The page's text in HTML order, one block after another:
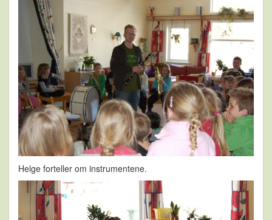
Helge forteller om instrumentene.